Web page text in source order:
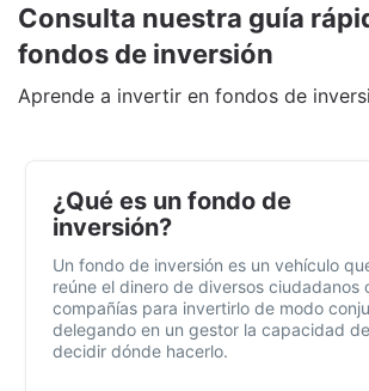
Consulta nuestra guía
fondos de inversión
Aprende a invertir en fondos de
¿Qué es un fondo de
inversión?
Un fondo de inversión es un vehículo
reúne el dinero de diversos ciudadanos
compañías para invertirlo de modo
delegando en un gestor la capacidad de
decidir dónde hacerlo.